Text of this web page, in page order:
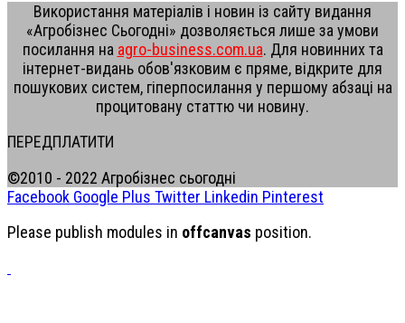
Використання матеріалів і новин із сайту видання
«Агробізнес Сьогодні» дозволяється лише за умови
посилання на agro-business.com.ua. Для новинних та
інтернет-видань обов'язковим є пряме, відкрите для
пошукових систем, гіперпосилання у першому абзаці на
процитовану статтю чи новину.
ПЕРЕДПЛАТИТИ
©2010 - 2022 Агробізнес сьогодні
Facebook Google Plus Twitter Linkedin Pinterest
Please publish modules in offcanvas position.